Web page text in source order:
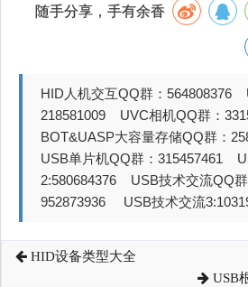
随手分享，手有余香
HID人机交互QQ群：564808376
218581009 UVC相机QQ群：
BOT&UASP大容量存储QQ群：
USB单片机QQ群：315457461
2:580684376 USB技术交流QQ群
952873936 USB技术交流
HID设备类型大全
USB